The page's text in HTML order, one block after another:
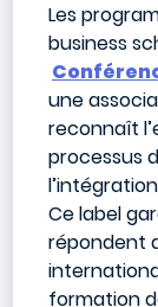
Les
business
une
reconnaît
processus
Ce label
répondent
formation